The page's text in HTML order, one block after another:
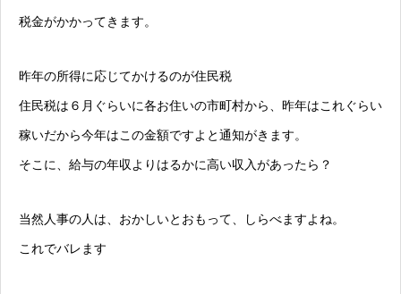
税金がかかってきます。
昨年の所得に応じてかけるのが住民税
住民税は６月ぐらいに各お住いの市町村から、昨年はこれぐらい
稼いだから今年はこの金額ですよと通知がきます。
そこに、給与の年収よりはるかに高い収入があったら？
当然人事の人は、おかしいとおもって、しらべますよね。
これでバレます